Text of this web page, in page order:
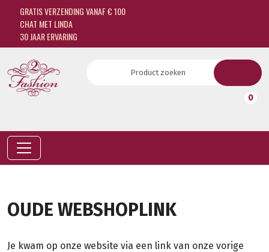
GRATIS VERZENDING VANAF € 100
CHAT MET LINDA
30 JAAR ERVARING
0
OUDE WEBSHOPLINK
Je kwam op onze website via een link van onze vorige